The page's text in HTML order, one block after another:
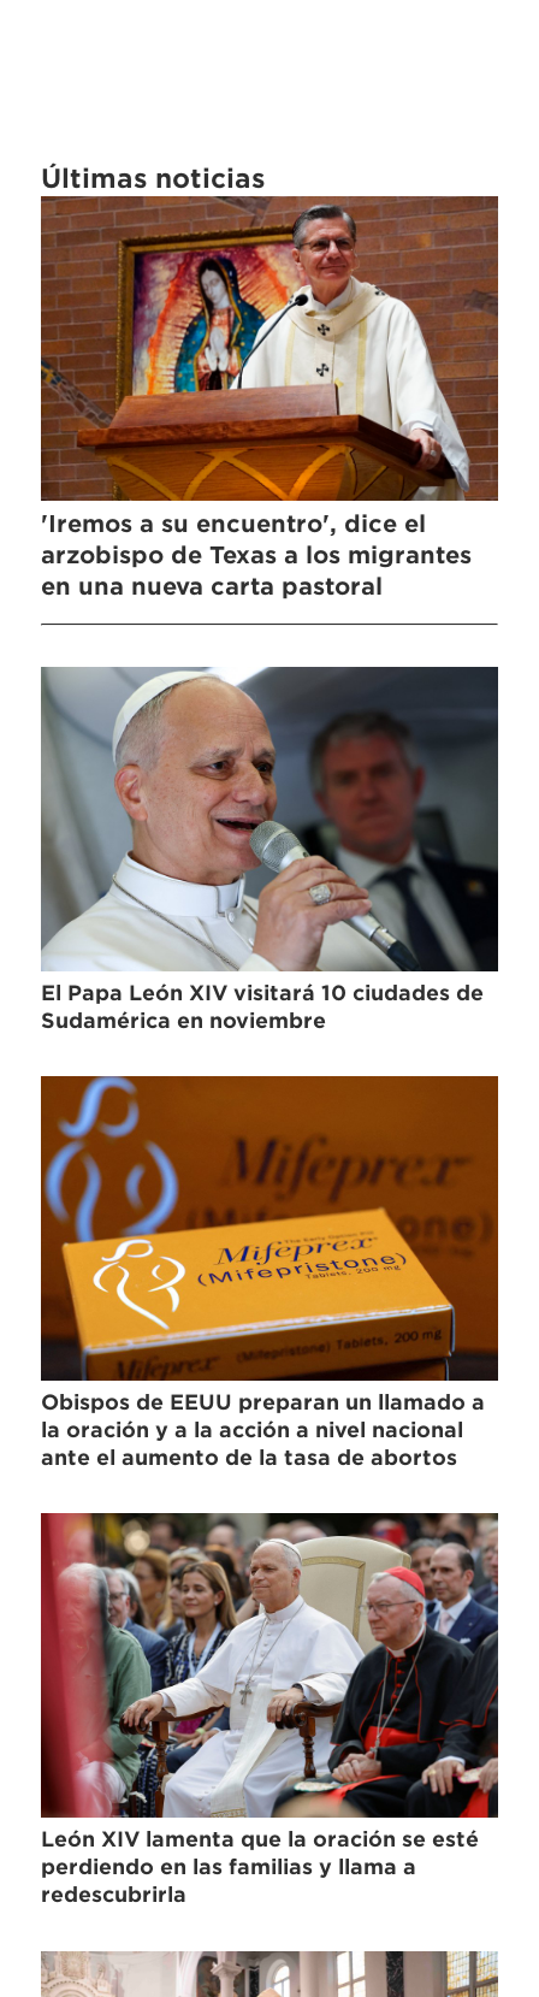
Últimas noticias
'Iremos a su encuentro', dice el
arzobispo de Texas a los migrantes
en una nueva carta pastoral
El Papa León XIV visitará 10 ciudades de
Sudamérica en noviembre
Obispos de EEUU preparan un llamado a
la oración y a la acción a nivel nacional
ante el aumento de la tasa de abortos
León XIV lamenta que la oración se esté
perdiendo en las familias y llama a
redescubrirla